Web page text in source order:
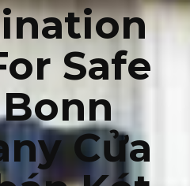
Safe
Cửa